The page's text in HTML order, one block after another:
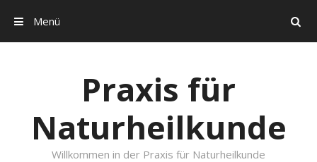
Search
Menü
Praxis für
Naturheilkunde
Willkommen in der Praxis für Naturheilkunde